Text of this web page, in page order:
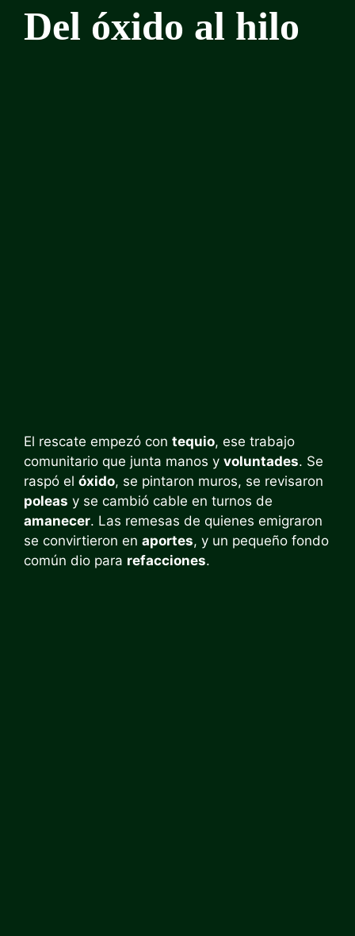
Del óxido al hilo
El rescate empezó con tequio, ese trabajo
comunitario que junta manos y voluntades. Se
raspó el óxido, se pintaron muros, se revisaron
poleas y se cambió cable en turnos de
amanecer. Las remesas de quienes emigraron
se convirtieron en aportes, y un pequeño fondo
común dio para refacciones.